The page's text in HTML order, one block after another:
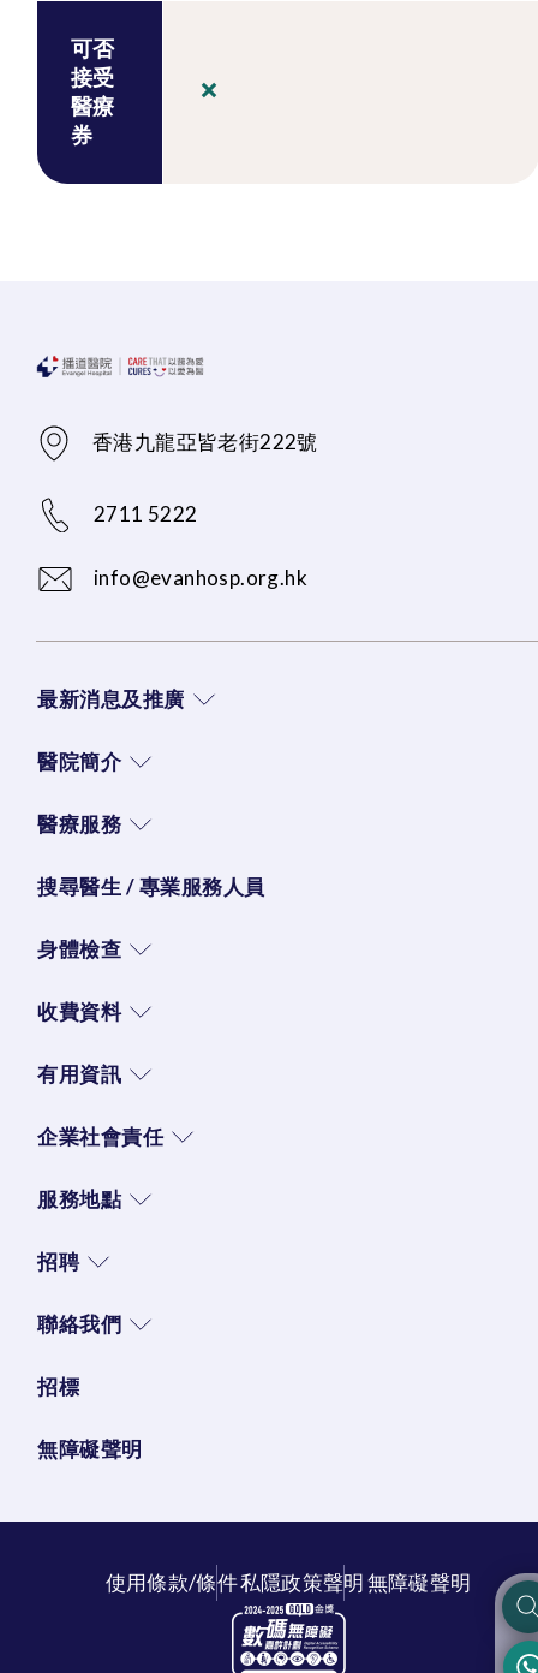
可否
接受
醫療
券
香港九龍亞皆老街222號
2711 5222
info@evanhosp.org.hk
最新消息及推廣
醫院簡介
醫療服務
搜尋醫生 / 專業服務人員
身體檢查
收費資料
有用資訊
企業社會責任
服務地點
招聘
聯絡我們
招標
無障礙聲明
使用條款/條件私隱政策聲明無障礙聲明